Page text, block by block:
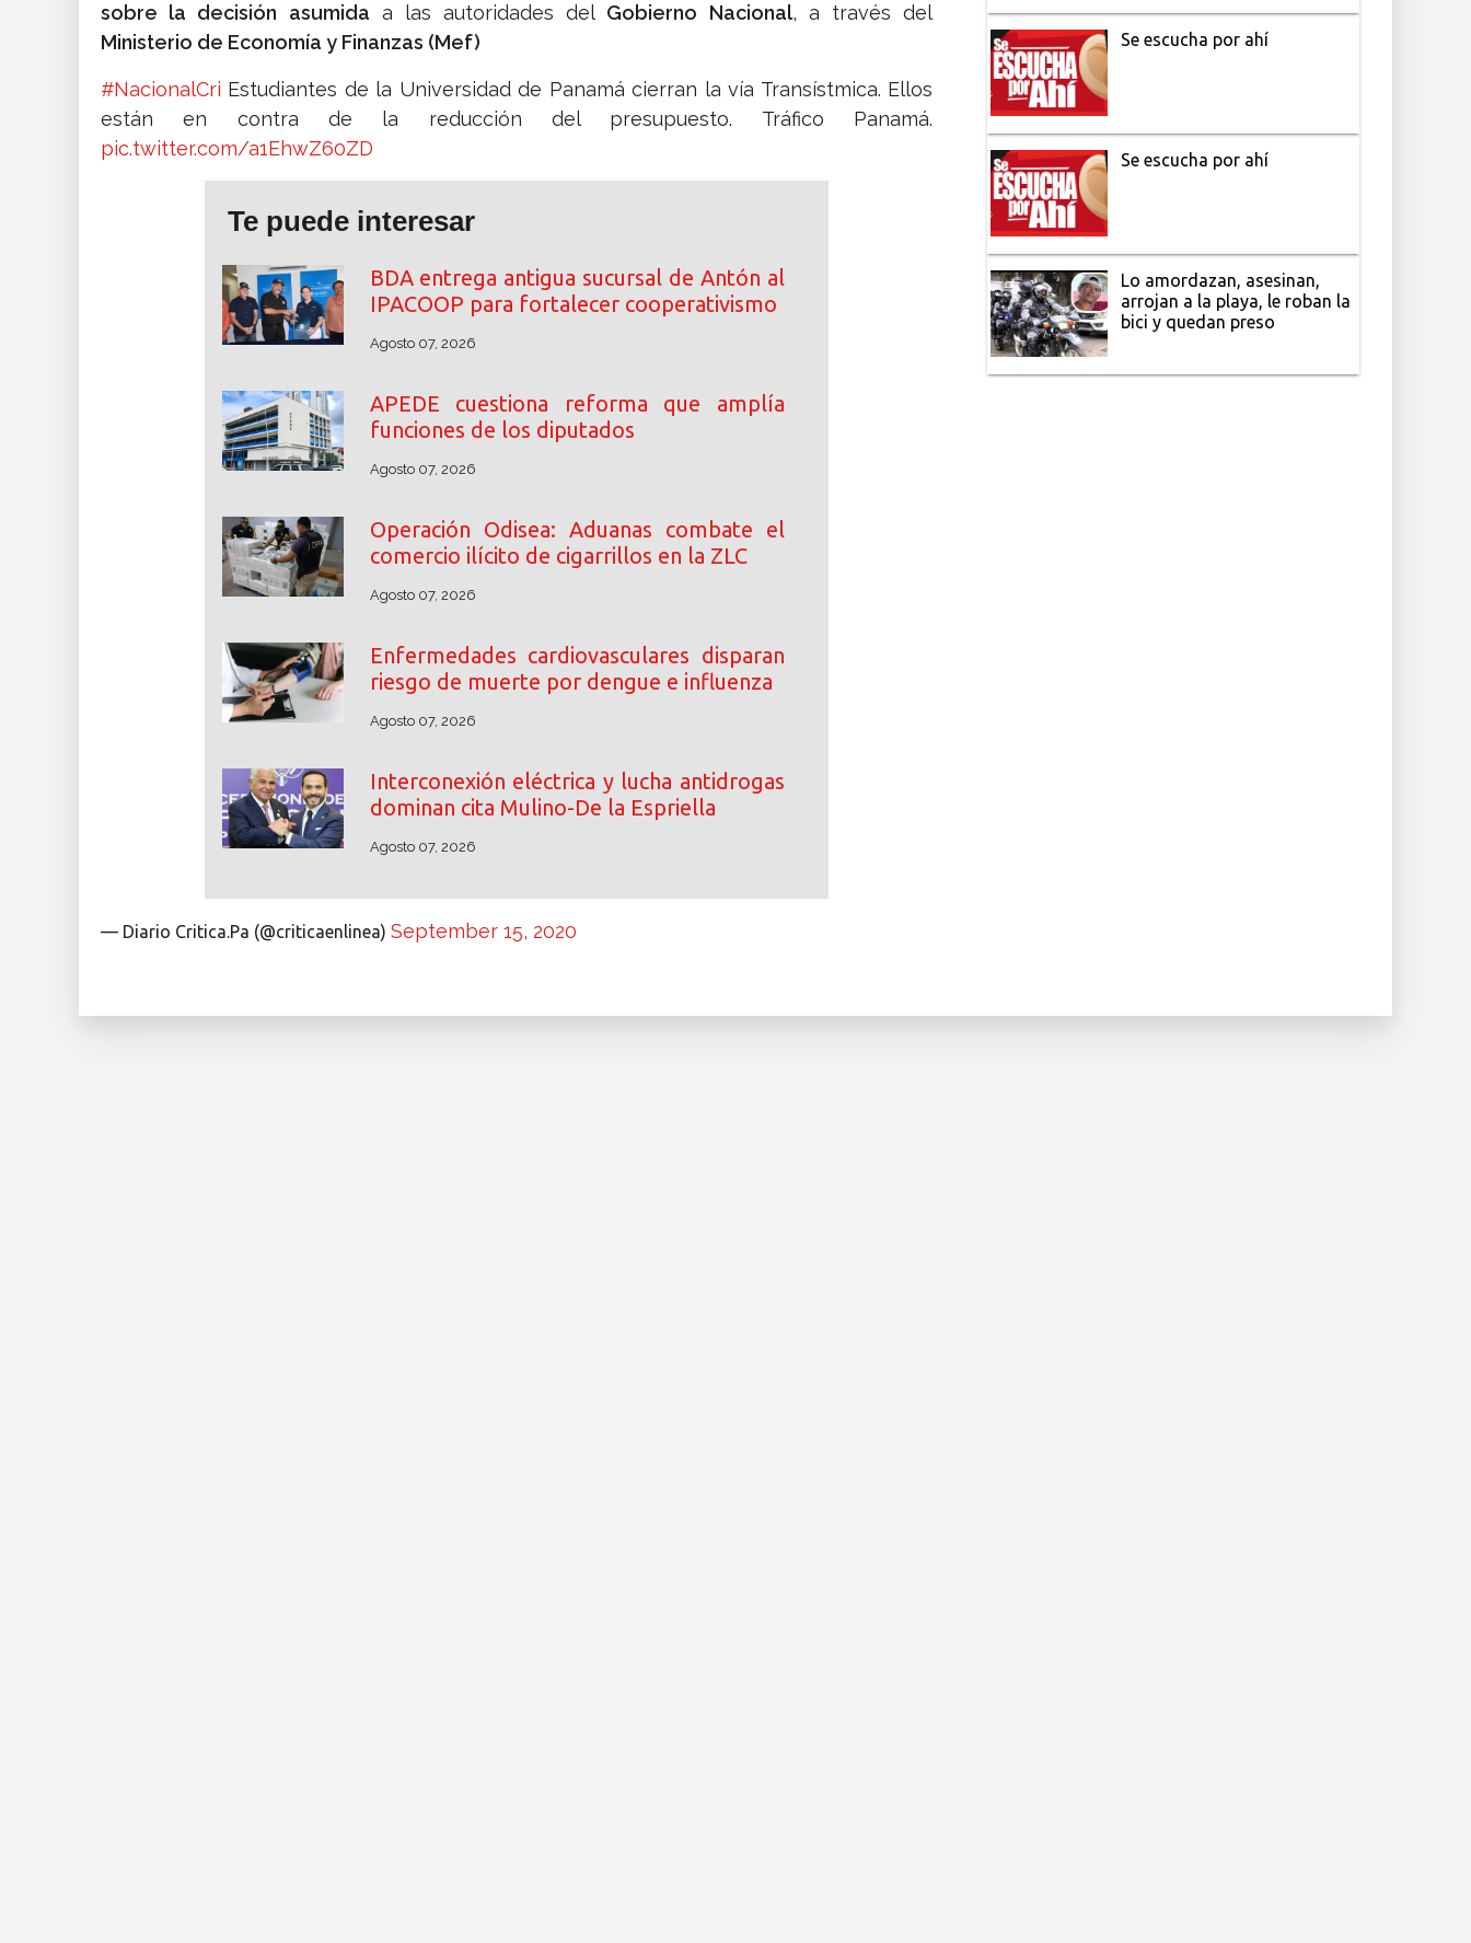
sobre la decisión asumida a las autoridades del Gobierno Nacional, a través del
Ministerio de Economía y Finanzas (Mef)
#NacionalCri Estudiantes de la Universidad de Panamá cierran la vía Transístmica. Ellos
están en contra de la reducción del presupuesto. Tráfico Panamá.
pic.twitter.com/a1EhwZ60ZD
Te puede interesar
BDA entrega antigua sucursal de Antón al
IPACOOP para fortalecer cooperativismo
Agosto 07, 2026
APEDE cuestiona reforma que amplía
funciones de los diputados
Agosto 07, 2026
Operación Odisea: Aduanas combate el
comercio ilícito de cigarrillos en la ZLC
Agosto 07, 2026
Enfermedades cardiovasculares disparan
riesgo de muerte por dengue e influenza
Agosto 07, 2026
Interconexión eléctrica y lucha antidrogas
dominan cita Mulino-De la Espriella
Agosto 07, 2026
— Diario Critica.Pa (@criticaenlinea) September 15, 2020
Se escucha por ahí
Se escucha por ahí
Lo amordazan, asesinan,
arrojan a la playa, le roban la
bici y quedan preso